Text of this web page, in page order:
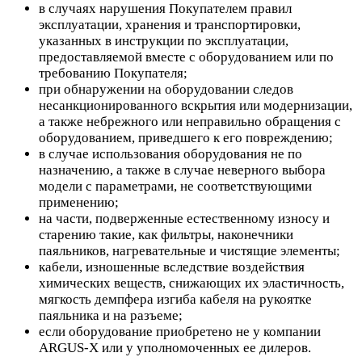
в случаях нарушения Покупателем правил
эксплуатации, хранения и транспортировки,
указанных в инструкции по эксплуатации,
предоставляемой вместе с оборудованием или по
требованию Покупателя;
при обнаружении на оборудовании следов
несанкционированного вскрытия или модернизации,
а также небрежного или неправильно обращения с
оборудованием, приведшего к его повреждению;
в случае использования оборудования не по
назначению, а также в случае неверного выбора
модели с параметрами, не соответствующими
применению;
на части, подверженные естественному износу и
старению такие, как фильтры, наконечники
паяльников, нагревательные и чистящие элементы;
кабели, изношенные вследствие воздействия
химических веществ, снижающих их эластичность,
мягкость демпфера изгиба кабеля на рукоятке
паяльника и на разъеме;
если оборудование приобретено не у компании
ARGUS-X или у уполномоченных ее дилеров.